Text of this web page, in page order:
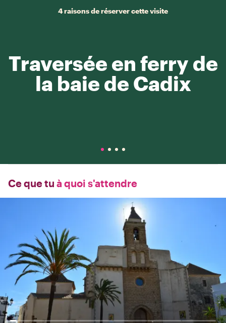
4 raisons de réserver cette visite
Traversée en ferry de
la baie de Cadix
Ce que tu à quoi s'attendre